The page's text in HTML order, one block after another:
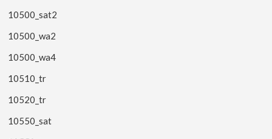
10500_sat2
10500_wa2
10500_wa4
10510_tr
10520_tr
10550_sat